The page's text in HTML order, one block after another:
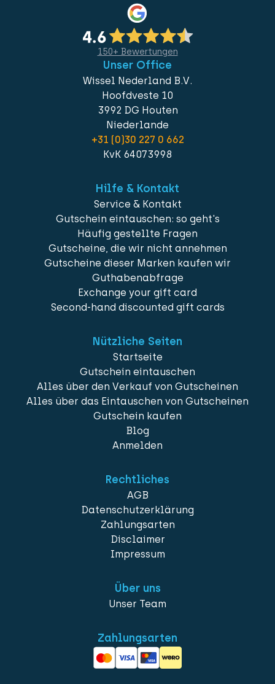
150+ Bewertungen
Unser Office
Wissel Nederland B.V.
Hoofdveste 10
3992 DG Houten
Niederlande
+31 (0)30 227 0 662
KvK 64073998
Hilfe & Kontakt
Service & Kontakt
Gutschein eintauschen: so geht's
Häufig gestellte Fragen
Gutscheine, die wir nicht annehmen
Gutscheine dieser Marken kaufen wir
Guthabenabfrage
Exchange your gift card
Second-hand discounted gift cards
Nützliche Seiten
Startseite
Gutschein eintauschen
Alles über den Verkauf von Gutscheinen
Alles über das Eintauschen von Gutscheinen
Gutschein kaufen
Blog
Anmelden
Rechtliches
AGB
Datenschutzerklärung
Zahlungsarten
Disclaimer
Impressum
Über uns
Unser Team
Zahlungsarten